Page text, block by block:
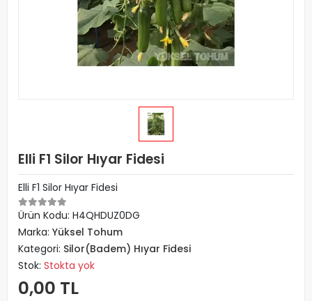
Elli F1 Silor Hıyar Fidesi
Elli F1 Silor Hıyar Fidesi
Ürün Kodu: H4QHDUZ0DG
Marka: Yüksel Tohum
Kategori: Silor(Badem) Hıyar Fidesi
Stok: Stokta yok
0,00 TL